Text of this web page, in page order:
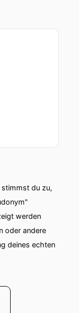
du zu,
werden
oder andere
deines echten